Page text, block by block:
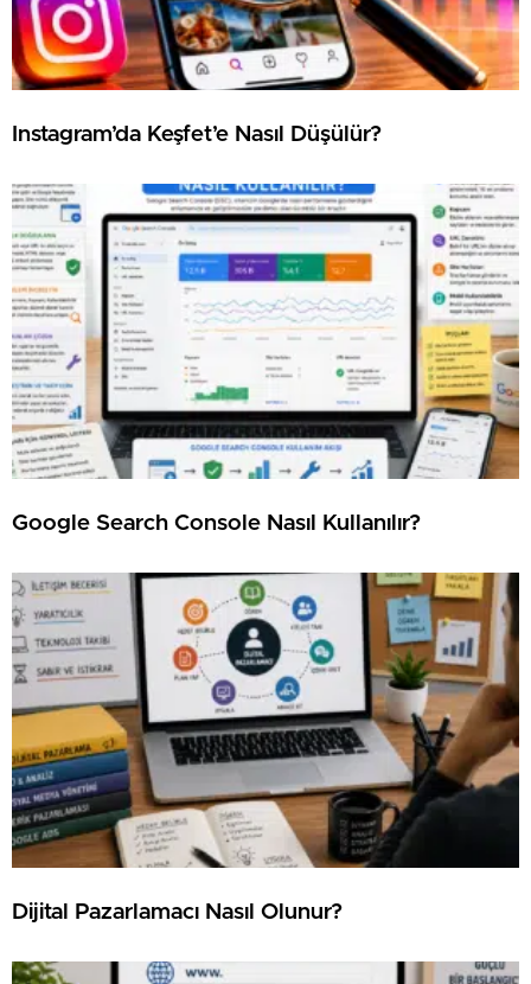
⁠Instagram’da Keşfet’e Nasıl Düşülür?
Google Search Console Nasıl Kullanılır?
⁠Dijital Pazarlamacı Nasıl Olunur?